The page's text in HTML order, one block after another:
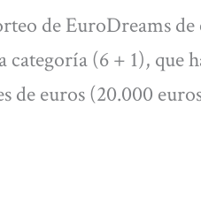
de EuroDreams
categoría (6 + 1), que
de euros (20.000